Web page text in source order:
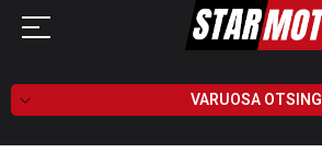
VARUOSA OTSING